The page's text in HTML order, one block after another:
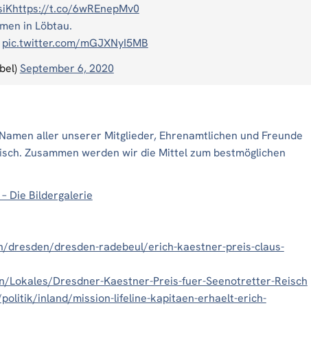
https://t.co/6wREnepMv0
in Löbtau.
pic.twitter.com/mGJXNyI5MB
September 6, 2020
aller unserer Mitglieder, Ehrenamtlichen und Freunde
Zusammen werden wir die Mittel zum bestmöglichen
Die Bildergalerie
dresden/dresden-radebeul/erich-kaestner-preis-claus-
Lokales/Dresdner-Kaestner-Preis-fuer-Seenotretter-Reisch
inland/mission-lifeline-kapitaen-erhaelt-erich-